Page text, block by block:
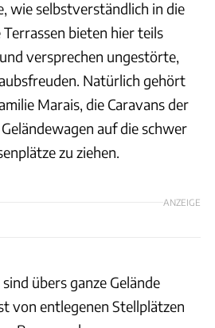
wie selbstverständlich in die
bieten hier teils
versprechen ungestörte,
Natürlich gehört
Marais, die Caravans der
auf die schwer
zu ziehen.
ANZEIGE
übers ganze Gelände
von entlegenen Stellplätzen